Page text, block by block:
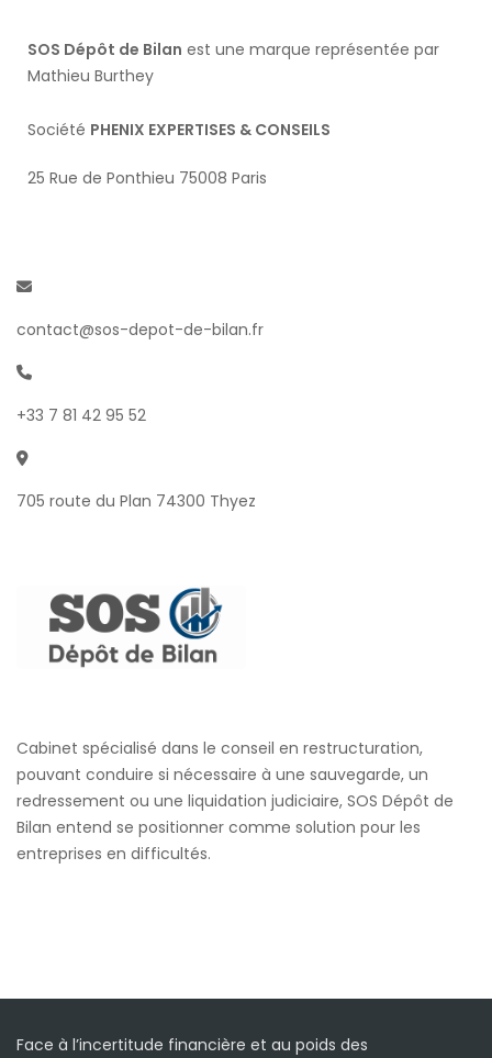
SOS Dépôt de Bilan est une marque représentée par
Mathieu Burthey
Société PHENIX EXPERTISES & CONSEILS
25 Rue de Ponthieu 75008 Paris
contact@sos-depot-de-bilan.fr
+33 7 81 42 95 52
705 route du Plan 74300 Thyez
Cabinet spécialisé dans le conseil en restructuration,
pouvant conduire si nécessaire à une sauvegarde, un
redressement ou une liquidation judiciaire, SOS Dépôt de
Bilan entend se positionner comme solution pour les
entreprises en difficultés.
Face à l’incertitude financière et au poids des